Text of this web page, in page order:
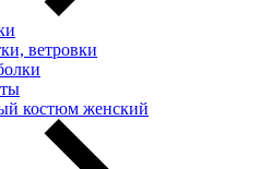
ветровки
костюм женский